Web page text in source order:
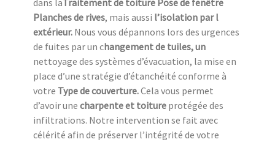
dans laTraitement de toiture Pose de fenêtre
Planches de rives, mais aussi l’isolation par l
extérieur. Nous vous dépannons lors des urgences
de fuites par un changement de tuiles, un
nettoyage des systèmes d’évacuation, la mise en
place d’une stratégie d’étanchéité conforme à
votre Type de couverture.Cela vous permet
d’avoir une charpente et toiture protégée des
infiltrations. Notre intervention se fait avec
célérité afin de préserver l’intégrité de votre